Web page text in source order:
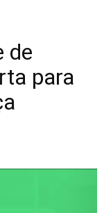
de
para